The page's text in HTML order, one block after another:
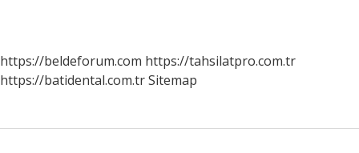
https://beldeforum.com https://tahsilatpro.com.tr
https://batidental.com.trSitemap